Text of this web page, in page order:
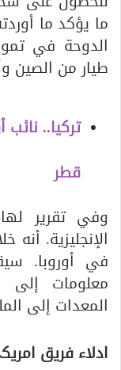
ما يؤكد ما
الدوحة في
طيار من الصين
تركيا..
قطر
وفي تقرير
الإنجليزية.
في أوروبا.
معلومات
المعدات إلى
ادلاء فريق